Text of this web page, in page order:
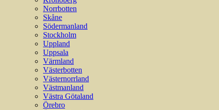
Norrbotten
Skåne
Södermanland
Stockholm
Uppland
Uppsala
Värmland
Västerbotten
Västernorrland
Västmanland
Västra Götaland
Örebro